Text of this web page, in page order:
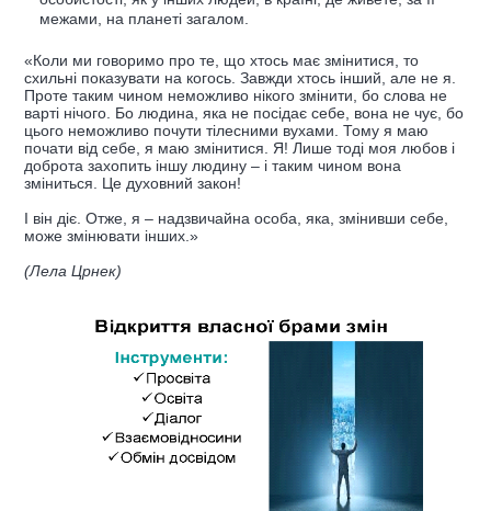
межами, на планеті загалом.
«Коли ми говоримо про те, що хтось має змінитися, то
схильні показувати на когось. Завжди хтось інший, але не я.
Проте таким чином неможливо нікого змінити, бо слова не
варті нічого. Бо людина, яка не посідає себе, вона не чує, бо
цього неможливо почути тілесними вухами. Тому я маю
почати від себе, я маю змінитися. Я! Лише тоді моя любов і
доброта захопить іншу людину – і таким чином вона
зміниться. Це духовний закон!
І він діє. Отже, я – надзвичайна особа, яка, змінивши себе,
може змінювати інших.»
(Лела Црнек)